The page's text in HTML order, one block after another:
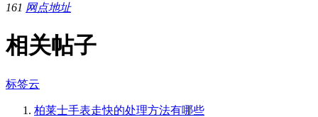
161 网点地址
相关帖子
标签云
柏莱士手表走快的处理方法有哪些